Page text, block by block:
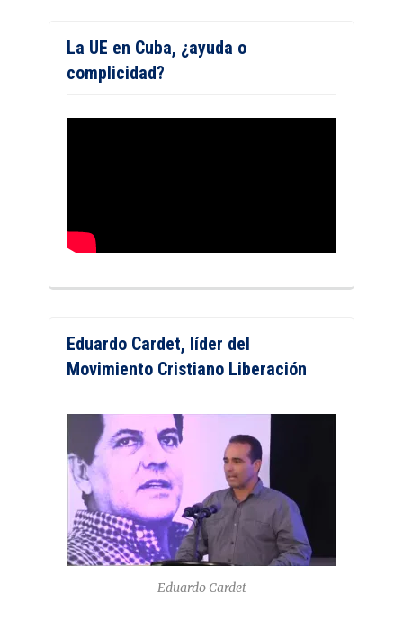
La UE en Cuba, ¿ayuda o
complicidad?
Eduardo Cardet, líder del
Movimiento Cristiano Liberación
Eduardo Cardet